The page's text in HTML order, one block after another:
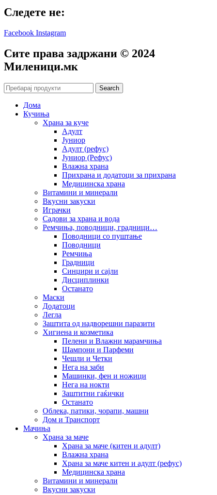
Следете не:
Facebook Instagram
Сите права задржани © 2024
Mиленици.мк
Search
Дома
Кучиња
Храна за куче
Адулт
Јуниор
Адулт (рефус)
Јуниор (Рефус)
Влажна храна
Прихрана и додатоци за прихрана
Медицинска храна
Витамини и минерали
Вкусни закуски
Играчки
Садови за храна и вода
Ремчиња, поводници, градници…
Поводници со пуштање
Поводници
Ремчиња
Градници
Синџири и сајли
Дисциплинки
Останато
Маски
Додатоци
Легла
Заштита од надворешни паразити
Хигиена и козметика
Пелени и Влажни марамчиња
Шампони и Парфеми
Чешли и Четки
Нега на заби
Машинки, фен и ножици
Нега на нокти
Заштитни гаќички
Останато
Облека, патики, чорапи, машни
Дом и Транспорт
Мачиња
Храна за маче
Храна за маче (китен и адулт)
Влажна храна
Храна за маче китен и адулт (рефус)
Медицинска храна
Витамини и минерали
Вкусни закуски